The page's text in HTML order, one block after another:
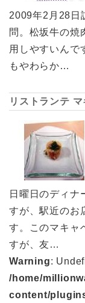
2009年2月28日
問。松坂牛の焼
用しやすいんで
もやわらか…
リストランテ
日曜日のディナ
すが、駅近のお
す。このマキャ
すが、友…
Warning:
/home/
content/